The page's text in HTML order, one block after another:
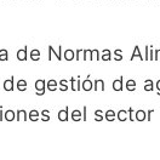
de Normas
gestión de
del